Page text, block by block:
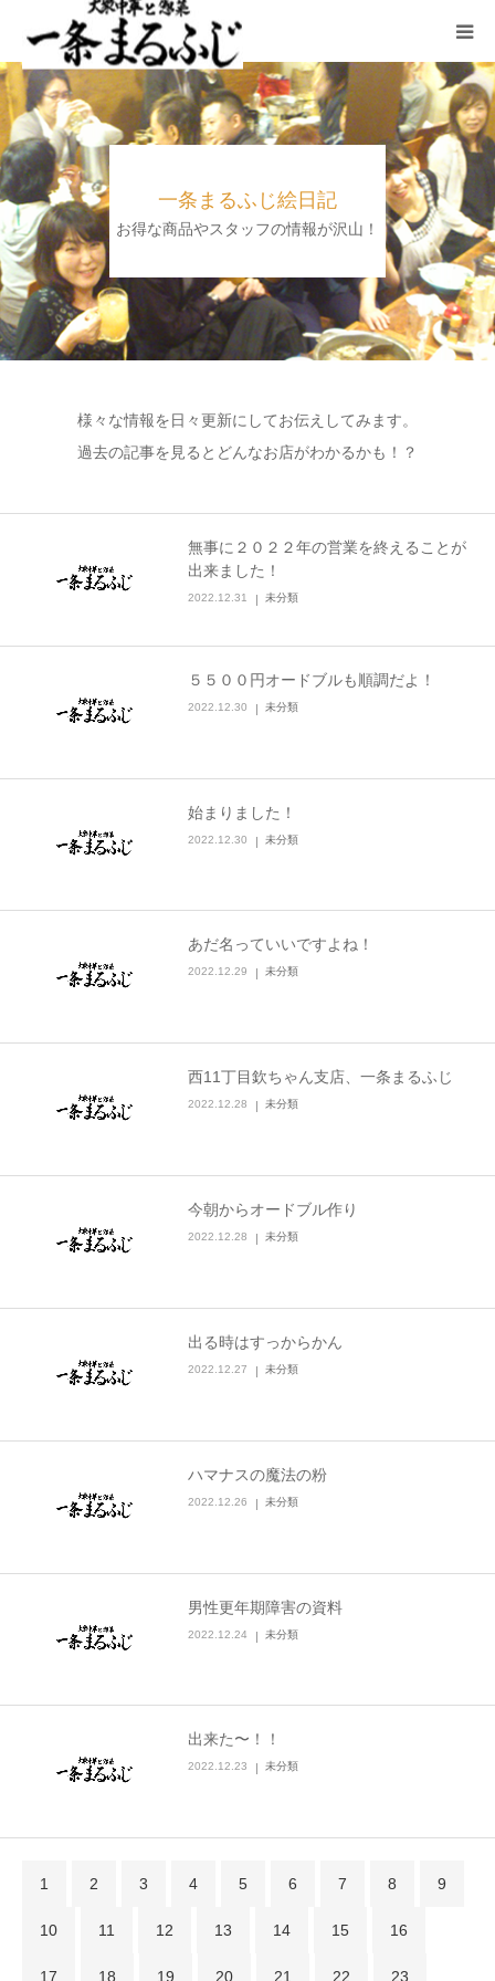
一条まるふじ絵日記
お得な商品やスタッフの情報が沢山！
様々な情報を日々更新にしてお伝えしてみます。
過去の記事を見るとどんなお店がわかるかも！？
無事に２０２２年の営業を終えることが
出来ました！
2022.12.31 未分類
５５００円オードブルも順調だよ！
2022.12.30 未分類
始まりました！
2022.12.30 未分類
あだ名っていいですよね！
2022.12.29 未分類
西11丁目欽ちゃん支店、一条まるふじ
2022.12.28 未分類
今朝からオードブル作り
2022.12.28 未分類
出る時はすっからかん
2022.12.27 未分類
ハマナスの魔法の粉
2022.12.26 未分類
男性更年期障害の資料
2022.12.24 未分類
出来た〜！！
2022.12.23 未分類
1 2 3 4 5 6 7 8 9
10 11 12 13 14 15 16
17 18 19 20 21 22 23
HOME
まるふじ絵日記
夜メニュー
宴会
ランチ
採用情報